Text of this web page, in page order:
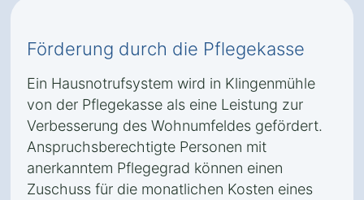
Förderung durch die Pflegekasse
Ein Hausnotrufsystem wird in Klingenmühle
von der Pflegekasse als eine Leistung zur
Verbesserung des Wohnumfeldes gefördert.
Anspruchsberechtigte Personen mit
anerkanntem Pflegegrad können einen
Zuschuss für die monatlichen Kosten eines